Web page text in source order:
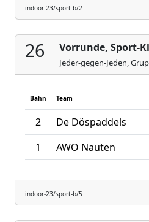
indoor-23/sport-b/2
26 Vorrunde, Sport-
Jeder-gegen-Jeden,
Bahn Team
2 De Döspaddels
1
AWO Nauten
indoor-23/sport-b/5